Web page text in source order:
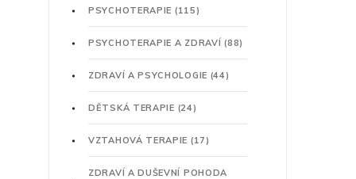
PSYCHOTERAPIE (115)
PSYCHOTERAPIE A ZDRAVÍ(88)
ZDRAVÍ A PSYCHOLOGIE (44)
DĚTSKÁ TERAPIE (24)
VZTAHOVÁ TERAPIE (17)
ZDRAVÍ A DUŠEVNÍ POHODA